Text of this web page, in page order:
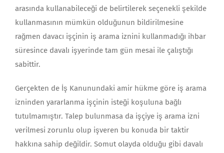
arasında kullanabileceği de belirtilerek seçenekli şekilde
kullanmasının mümkün olduğunun bildirilmesine
rağmen davacı işçinin iş arama iznini kullanmadığı ihbar
süresince davalı işyerinde tam gün mesai ile çalıştığı
sabittir.
Gerçekten de İş Kanunundaki amir hükme göre iş arama
izninden yararlanma işçinin isteği koşuluna bağlı
tutulmamıştır. Talep bulunmasa da işçiye iş arama izni
verilmesi zorunlu olup işveren bu konuda bir taktir
hakkına sahip değildir. Somut olayda olduğu gibi davalı